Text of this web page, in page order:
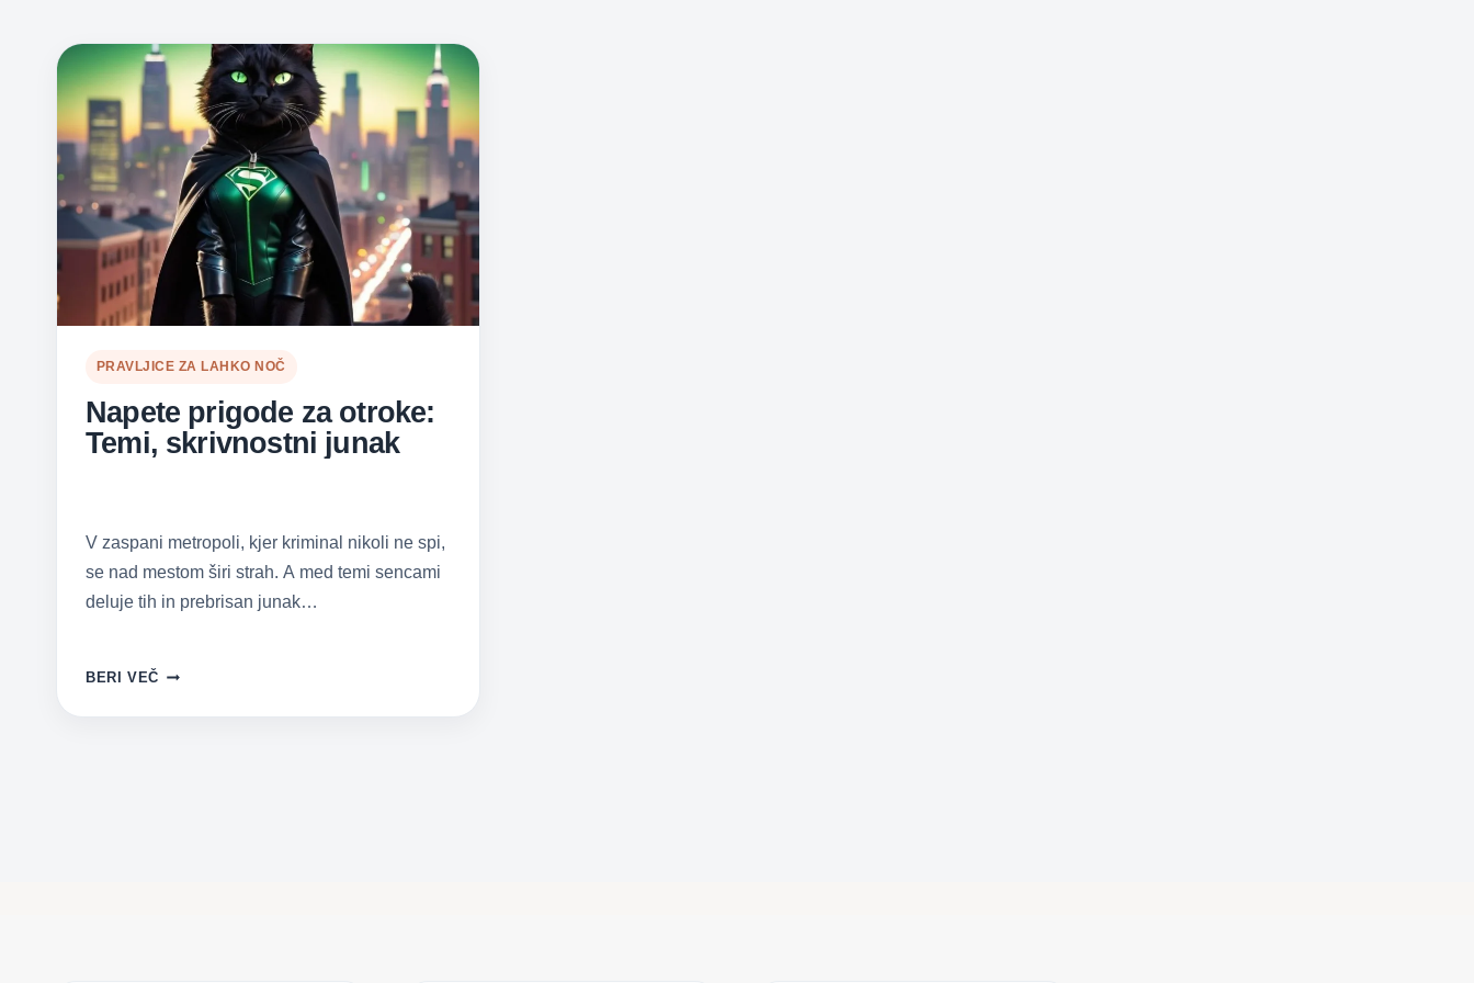
PRAVLJICE ZA LAHKO NOČ
Napete prigode za otroke:
Temi, skrivnostni junak
V zaspani metropoli, kjer kriminal nikoli ne spi,
se nad mestom širi strah. A med temi sencami
deluje tih in prebrisan junak…
BERI VEČ NAPETE
ZA